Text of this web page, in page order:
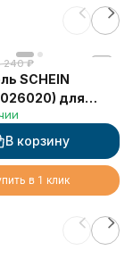
240 ₽
SCHEIN
для
В корзину
в 1 клик